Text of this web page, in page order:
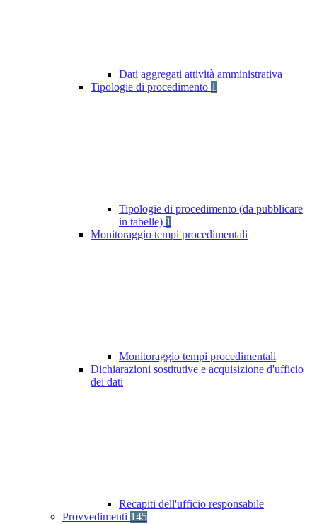
Dati aggregati attività amministrativa
Tipologie di procedimento 1
Tipologie di procedimento (da pubblicare
in tabelle) 1
Monitoraggio tempi procedimentali
Monitoraggio tempi procedimentali
Dichiarazioni sostitutive e acquisizione d'ufficio
dei dati
Recapiti dell'ufficio responsabile
Provvedimenti 145